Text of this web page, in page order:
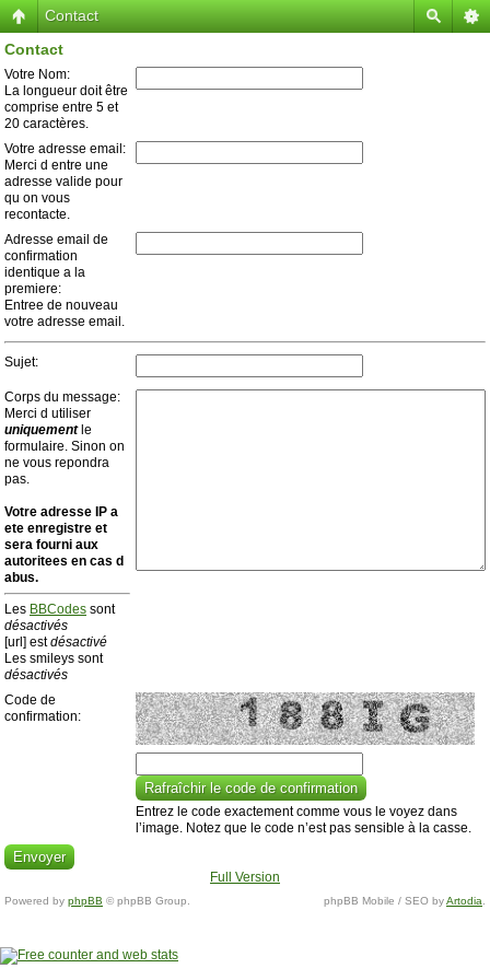
Contact
Contact
Votre Nom:
La longueur doit être
comprise entre 5 et
20 caractères.
Votre adresse email:
Merci d entre une
adresse valide pour
qu on vous
recontacte.
Adresse email de
confirmation
identique a la
premiere:
Entree de nouveau
votre adresse email.
Sujet:
Corps du message:
Merci d utiliser
uniquementle
formulaire. Sinon on
ne vous repondra
pas.
Votre adresse ΙΡ a
ete enregistre et
sera fourni aux
autoritees en cas d
abus.
Les BBCodes sont
désactivés
[url] estdésactivé
Les smileys sont
désactivés
Code de
confirmation:
Entrez le code exactement comme vous le voyez dans
l’image. Notez que le code n’est pas sensible à la casse.
Full Version
Powered by phpBB © phpBB Group. phpBB Mobile / SEO byArtodia.